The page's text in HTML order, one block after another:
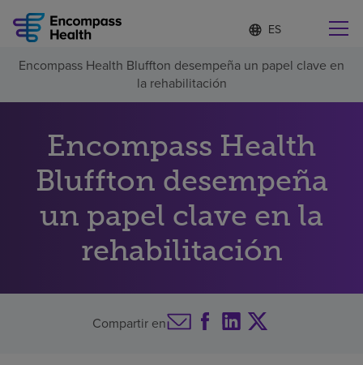
Lista
de
idiomas
contraída
d
o
a
l
e
c
c
n
a
Encuentre una localidad cerca de usted
Por qué debe elegirnos
Servicios de rehabilitación
Pacientes y cuidadores
Recursos de salud
Encompass Health Bluffton desempeña un papel clave en
la rehabilitación
Encompass Health
Bluffton desempeña
un papel clave en la
rehabilitación
Compartir en